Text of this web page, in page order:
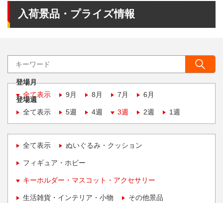
入荷景品・プライズ情報
登場月
全て表示
9月 8月 7月 6月
登場週
全て表示
5週 4週 3週 2週 1週
全て表示 ぬいぐるみ・クッション
フィギュア・ホビー
キーホルダー・マスコット・アクセサリー
生活雑貨・インテリア・小物 その他景品